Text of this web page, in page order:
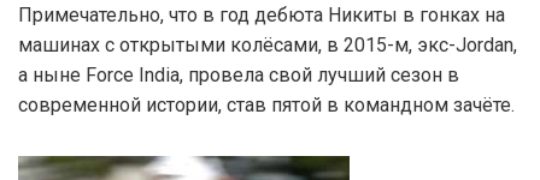
Примечательно, что в год дебюта Никиты в гонках на
машинах с открытыми колёсами, в 2015-м, экс-Jordan,
а ныне Force India, провела свой лучший сезон в
современной истории, став пятой в командном зачёте.